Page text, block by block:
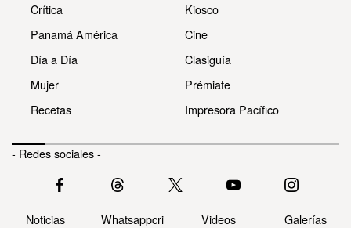
Crítica
Panamá América
Día a Día
Mujer
Recetas
Kiosco
Cine
Clasiguía
Prémiate
Impresora Pacífico
- Redes sociales -
Noticias Whatsappcri Videos Galerías